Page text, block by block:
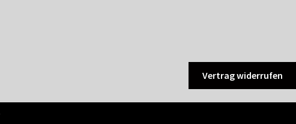
Vertrag widerrufen